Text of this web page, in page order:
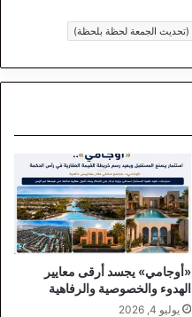
«أوجامي» يجسد أرقى معايير
الهدوء والخصوصية والرفاهية
يوليو 4, 2026